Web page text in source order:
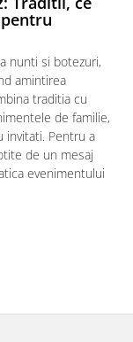
nunti si botezuri,
amintirea
traditia cu
de familie,
invitati. Pentru a
de un mesaj
evenimentului